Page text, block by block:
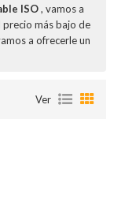
ISO, vamos a
más bajo de
a ofrecerle un
Ver